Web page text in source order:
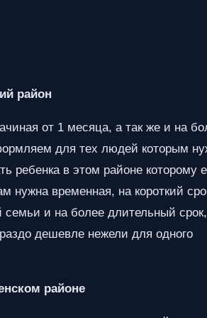
район
от 1 месяца, а так же и на
для тех людей которым
ребенка в этом районе которому
нужна временная, на короткий
и на более длительный срок,
дешевле нежели для одного
районе